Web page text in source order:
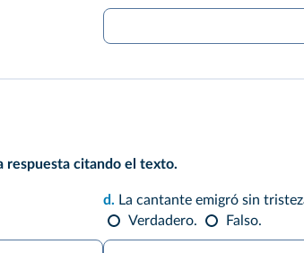
respuesta citando el texto.
d. La cantante emigró sin
Verdadero.
Falso.